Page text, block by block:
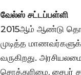
வேல்ஸ் சட்டப்பள்ளி
2015ஆம் ஆண்டு
முடித்த
வருகிறது.
சொத்துரிமை, சைபர்